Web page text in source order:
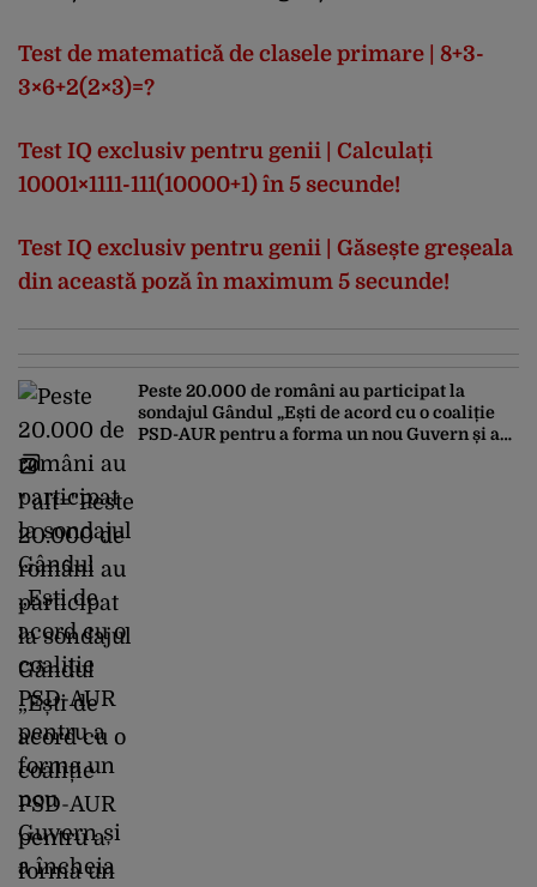
Test de matematică de clasele primare | 8+3-
3×6+2(2×3)=?
Test IQ exclusiv pentru genii | Calculați
10001×1111-111(10000+1) în 5 secunde!
Test IQ exclusiv pentru genii | Găsește greșeala
din această poză în maximum 5 secunde!
" alt="Peste
20.000 de
români au
participat
la sondajul
Gândul
„Ești de
acord cu o
coaliție
PSD-AUR
pentru a
forma un
Peste 20.000 de români au participat la
sondajul Gândul „Ești de acord cu o coaliție
PSD-AUR pentru a forma un nou Guvern și a